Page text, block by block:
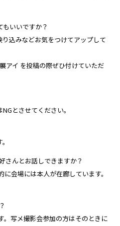
もいいですか？
込みなどお気をつけてアップして
アイ を投稿の際ぜひ付けていただ
とさせてください。
さんとお話しできますか？
会場には本人が在廊しています。
。写メ撮影会参加の方はそのときに